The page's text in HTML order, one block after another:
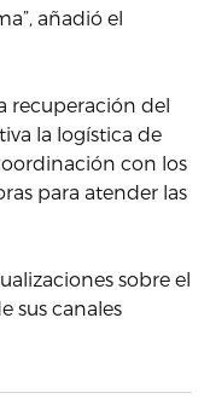
añadió el
recuperación del
la logística de
con los
para atender las
sobre el
sus canales